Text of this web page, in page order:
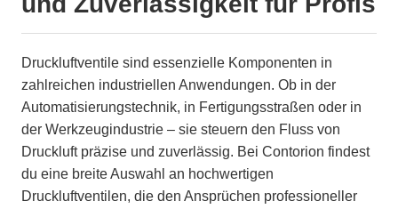
Druckluftventile sind essenzielle Komponenten in
zahlreichen industriellen Anwendungen. Ob in der
Automatisierungstechnik, in Fertigungsstraßen oder in
der Werkzeugindustrie – sie steuern den Fluss von
Druckluft präzise und zuverlässig. Bei Contorion findest
du eine breite Auswahl an hochwertigen
Druckluftventilen, die den Ansprüchen professioneller